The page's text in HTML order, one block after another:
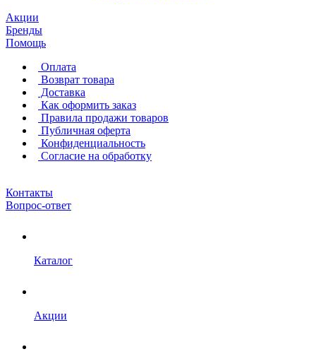
Акции
Бренды
Помощь
Оплата
Возврат товара
Доставка
Как оформить заказ
Правила продажи товаров
Публичная оферта
Конфиденциальность
Согласие на обработку
Контакты
Вопрос-ответ
Каталог
Акции